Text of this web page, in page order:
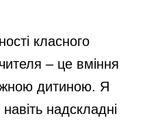
класного
– це вміння
дитиною. Я
надскладні